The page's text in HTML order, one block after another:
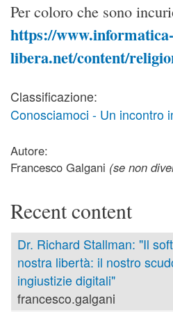
Per coloro che sono
https://www.informatica-
libera.net/content/
Classificazione:
Conosciamoci - Un incontro
Autore:
Francesco Galgani (se non
Recent content
Dr. Richard Stallman: "Il
nostra libertà: il nostro
ingiustizie digitali"
francesco.galgani